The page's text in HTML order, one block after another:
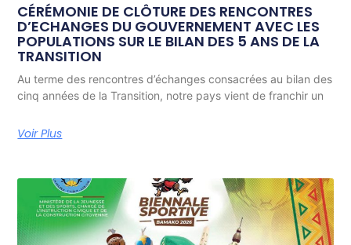
CÉRÉMONIE DE CLÔTURE DES RENCONTRES
D’ECHANGES DU GOUVERNEMENT AVEC LES
POPULATIONS SUR LE BILAN DES 5 ANS DE LA
TRANSITION
Au terme des rencontres d’échanges consacrées au bilan des
cinq années de la Transition, notre pays vient de franchir un
Voir Plus